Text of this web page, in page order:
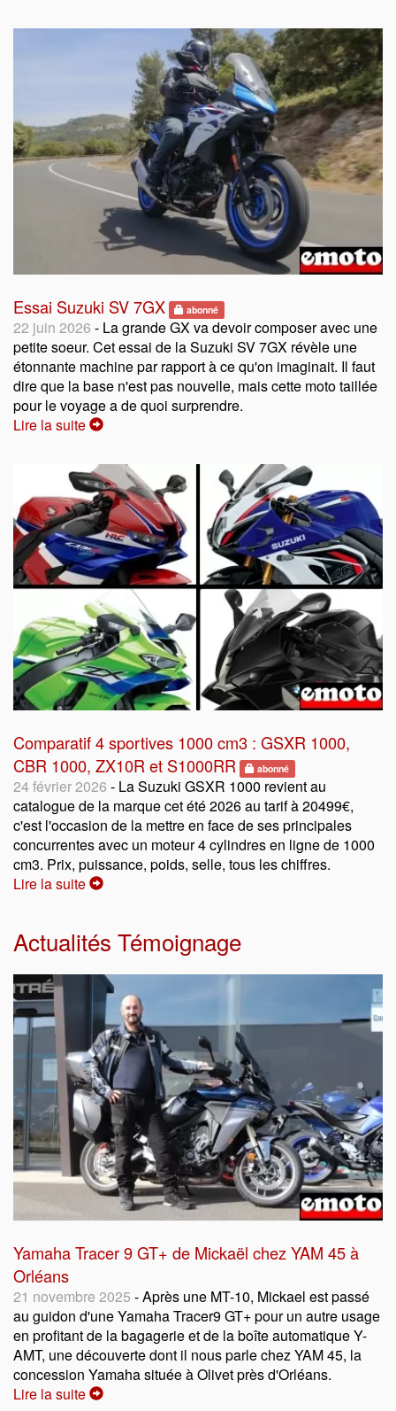
Essai Suzuki SV 7GX abonné
22 juin 2026 - La grande GX va devoir composer avec une
petite soeur. Cet essai de la Suzuki SV 7GX révèle une
étonnante machine par rapport à ce qu'on imaginait. Il faut
dire que la base n'est pas nouvelle, mais cette moto taillée
pour le voyage a de quoi surprendre.
Lire la suite
Comparatif 4 sportives 1000 cm3 : GSXR 1000,
CBR 1000, ZX10R et S1000RR
abonné
24 février 2026 - La Suzuki GSXR 1000 revient au
catalogue de la marque cet été 2026 au tarif à 20499€,
c'est l'occasion de la mettre en face de ses principales
concurrentes avec un moteur 4 cylindres en ligne de 1000
cm3. Prix, puissance, poids, selle, tous les chiffres.
Lire la suite
Actualités Témoignage
Yamaha Tracer 9 GT+ de Mickaël chez YAM 45 à
Orléans
21 novembre 2025 - Après une MT-10, Mickael est passé
au guidon d'une Yamaha Tracer9 GT+ pour un autre usage
en profitant de la bagagerie et de la boîte automatique Y-
AMT, une découverte dont il nous parle chez YAM 45, la
concession Yamaha située à Olivet près d'Orléans.
Lire la suite